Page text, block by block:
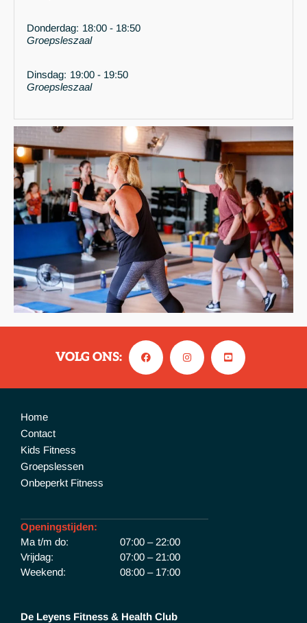
Donderdag: 18:00 - 18:50
Groepsleszaal
Dinsdag: 19:00 - 19:50
Groepsleszaal
VOLG ONS:
Home
Contact
Kids Fitness
Groepslessen
Onbeperkt Fitness
Openingstijden:
Ma t/m do:
07:00 – 22:00
Vrijdag:
07:00 – 21:00
Weekend:
08:00 – 17:00
De Leyens Fitness & Health Club